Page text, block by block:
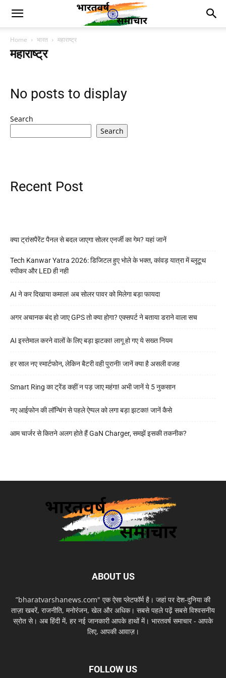
Home भारत महाराष्ट्र
महाराष्ट्र
No posts to display
Search
Search
Recent Post
क्या ट्रांसपैरेंट पैनल से बदल जाएगा सोलर एनर्जी का गेम? यहां जानें
Tech Kanwar Yatra 2026: डिजिटल हुए भोले के भक्त, कांवड़ यात्रा में ब्लूटूथ
स्पीकर और LED ही नही
AI ने कर दिखाया कमाल! अब सोलर पावर को मिलेगा बड़ा फायदा
अगर अचानक बंद हो जाए GPS तो क्या होगा? एक्सपर्ट ने बताया डराने वाला सच
AI इस्तेमाल करने वालों के लिए बड़ा झटका! लागू हो गए ये सख्त नियम
हर साल नए स्मार्टफोन, लेकिन बैटरी वही पुरानी! जानें क्या है असली वजह
Smart Ring का ट्रेंड कहीं न पड़ जाए महंगा! अभी जानें ये 5 नुकसान
नए आईफोन की लॉन्चिंग से पहले ऐप्पल को लगा बड़ा झटका! जानें कैसे
आम चार्जर से कितने अलग होते हैं GaN Charger, समझें इसकी तकनीक?
ABOUT US
”bharatvarshanews.com" एक ऐसा प्लेटफॉर्म है। जहां पर देश-दुनिया की
ताज़ा खबरें, राजनीति, मनोरंजन, खेल और अधिक। सबसे पहले पढ़ें सबसे विश्वसनीय
स्रोत से। अब हिंदी में, हर नई जानकारी आपके हाथों में। भारतवर्ष समाचार - आपके
लिए, आपकी आवाज़।
FOLLOW US